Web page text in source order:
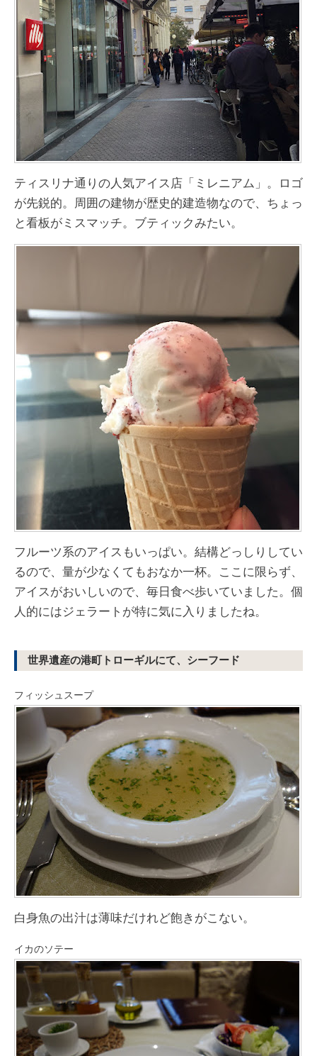
ティスリナ通りの人気アイス店「ミレニアム」。ロゴ
が先鋭的。周囲の建物が歴史的建造物なので、ちょっ
と看板がミスマッチ。ブティックみたい。
フルーツ系のアイスもいっぱい。結構どっしりしてい
るので、量が少なくてもおなか一杯。ここに限らず、
アイスがおいしいので、毎日食べ歩いていました。個
人的にはジェラートが特に気に入りましたね。
世界遺産の港町トローギルにて、シーフード
フィッシュスープ
白身魚の出汁は薄味だけれど飽きがこない。
イカのソテー